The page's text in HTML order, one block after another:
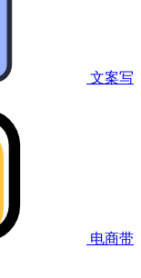
文案写
电商带